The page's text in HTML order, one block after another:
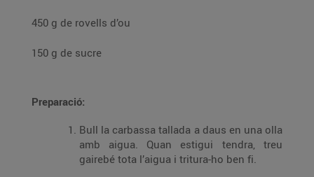
450 g de rovells d’ou
150 g de sucre
Preparació:
Bull la carbassa tallada a daus en una olla
amb aigua. Quan estigui tendra, treu
gairebé tota l’aigua i tritura-ho ben fi.